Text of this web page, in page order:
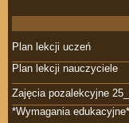
Plan lekcji uczeń
Plan lekcji nauczyciele
Zajęcia pozalekcyjne
*Wymagania edukacyjne*